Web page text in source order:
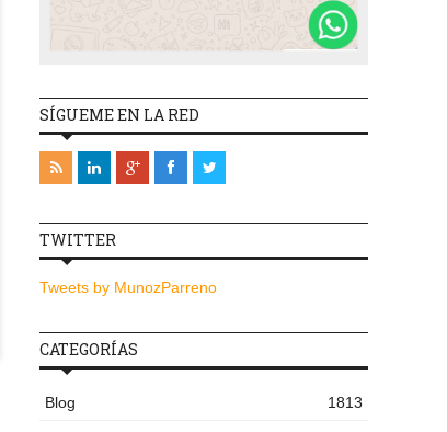
SÍGUEME EN LA RED
TWITTER
Tweets by MunozParreno
CATEGORÍAS
Blog
1813